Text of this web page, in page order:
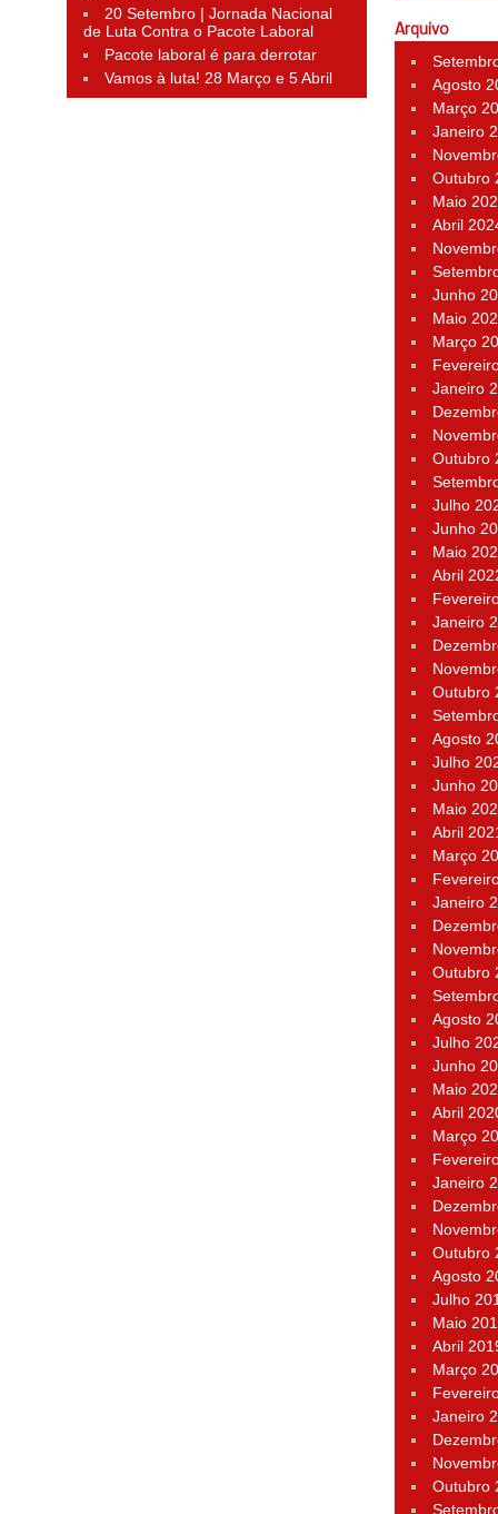
20 Setembro | Jornada Nacional
de Luta Contra o Pacote Laboral
Pacote laboral é para derrotar
Vamos à luta! 28 Março e 5 Abril
Arquivo
Agosto
Março
Janeiro
Outubro
Maio
Abril
Junho
Maio
Março
Janeiro
Outubro
Julho
Junho
Maio
Abril
Janeiro
Outubro
Agosto
Julho
Junho
Maio
Abril
Março
Janeiro
Outubro
Agosto
Julho
Junho
Maio
Abril
Março
Janeiro
Outubro
Agosto
Julho
Maio
Abril
Março
Janeiro
Outubro